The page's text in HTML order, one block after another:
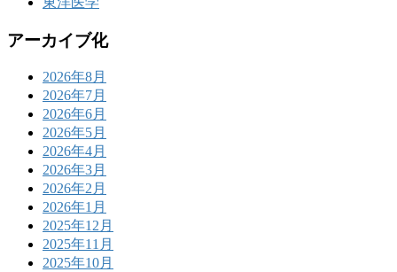
アーカイブ化
2026年8月
2026年7月
2026年6月
2026年5月
2026年4月
2026年3月
2026年2月
2026年1月
2025年12月
2025年11月
2025年10月